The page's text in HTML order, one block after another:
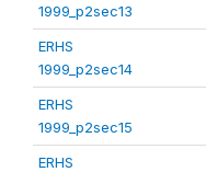
1999_p2sec13
ERHS
1999_p2sec14
ERHS
1999_p2sec15
ERHS